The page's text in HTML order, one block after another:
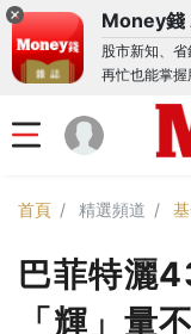
Money錢
股市新知、
再忙也能掌
首頁 精選頻道
巴菲特灑
「輝」量